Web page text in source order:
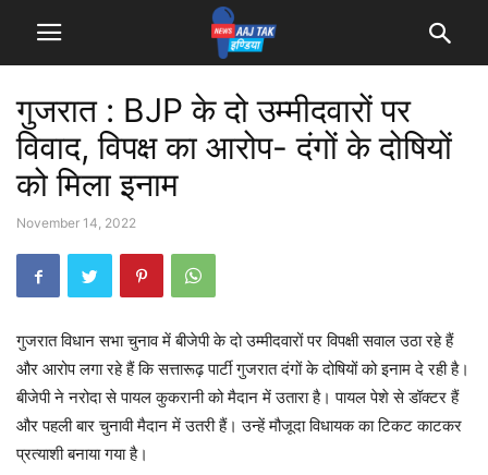
गुजरात : BJP के दो उम्मीदवारों पर
विवाद, विपक्ष का आरोप- दंगों के दोषियों
को मिला इनाम
November 14, 2022
गुजरात विधान सभा चुनाव में बीजेपी के दो उम्मीदवारों पर विपक्षी सवाल उठा रहे हैं
और आरोप लगा रहे हैं कि सत्तारूढ़ पार्टी गुजरात दंगों के दोषियों को इनाम दे रही है।
बीजेपी ने नरोदा से पायल कुकरानी को मैदान में उतारा है। पायल पेशे से डॉक्टर हैं
और पहली बार चुनावी मैदान में उतरी हैं। उन्हें मौजूदा विधायक का टिकट काटकर
प्रत्याशी बनाया गया है।